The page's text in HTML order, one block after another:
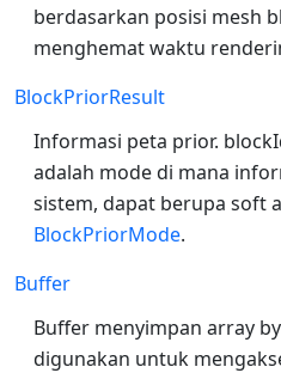
berdasarkan posisi mesh
menghemat waktu
BlockPriorResult
Informasi peta prior.
adalah mode di mana
sistem, dapat berupa soft
BlockPriorMode.
Buffer
Buffer menyimpan array
digunakan untuk